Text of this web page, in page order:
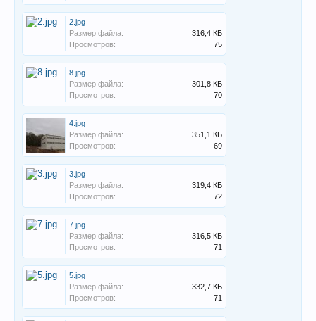
2.jpg
Размер файла:
316,4 КБ
Просмотров:
75
8.jpg
Размер файла:
301,8 КБ
Просмотров:
70
4.jpg
Размер файла:
351,1 КБ
Просмотров:
69
3.jpg
Размер файла:
319,4 КБ
Просмотров:
72
7.jpg
Размер файла:
316,5 КБ
Просмотров:
71
5.jpg
Размер файла:
332,7 КБ
Просмотров:
71